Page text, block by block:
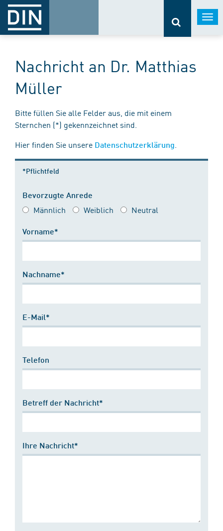
Nachricht an Dr. Matthias
Müller
Bitte füllen Sie alle Felder aus, die mit einem
Sternchen (*) gekennzeichnet sind.
Hier finden Sie unsere Datenschutzerklärung
*Pflichtfeld
Bevorzugte Anrede
Männlich Weiblich Neutral
Vorname*
Nachname*
E-Mail*
Telefon
Betreff der Nachricht*
Ihre Nachricht*